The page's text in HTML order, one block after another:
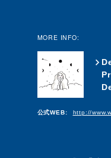
MORE INFO:
公式WEB: http://